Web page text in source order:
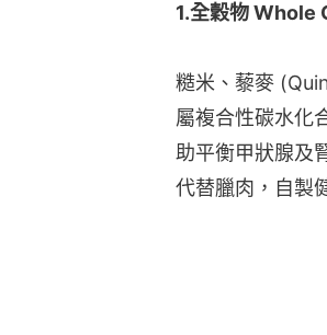
1.全穀物 Whole
糙米、藜麥
屬複合性碳水化
助平衡甲狀腺及
代替臘肉，自製